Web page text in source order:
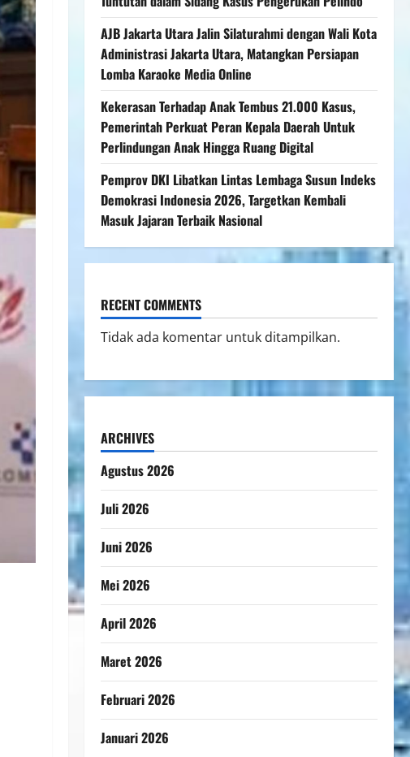
AJB Jakarta Utara Jalin Silaturahmi dengan Wali Kota
Administrasi Jakarta Utara, Matangkan Persiapan
Lomba Karaoke Media Online
Kekerasan Terhadap Anak Tembus 21.000 Kasus,
Pemerintah Perkuat Peran Kepala Daerah Untuk
Perlindungan Anak Hingga Ruang Digital
Pemprov DKI Libatkan Lintas Lembaga Susun Indeks
Demokrasi Indonesia 2026, Targetkan Kembali
Masuk Jajaran Terbaik Nasional
RECENT COMMENTS
Tidak ada komentar untuk ditampilkan.
ARCHIVES
Agustus 2026
Juli 2026
Juni 2026
Mei 2026
April 2026
Maret 2026
Februari 2026
Januari 2026